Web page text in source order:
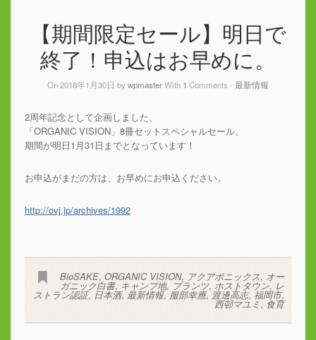
【期間限定セール】明日で
終了！申込はお早めに。
On 2018年1月30日 bywpmasterWith 1 Comments - 最新情報
2周年記念として企画しました、
「ORGANIC VISION」8冊セットスペシャルセール。
期間が明日1月31日までとなっています！
お申込がまだの方は、お早めにお申込ください。
http://ovj.jp/archives/1992
BioSAKE,ORGANIC VISION, アクアポニックス, オー
ガニック白書, キャンプ地, プランツ, ホストタウン, レ
ストラン認証, 日本酒,最新情報,服部幸應,渡邊高志, 福岡市,
西邨マユミ, 食育